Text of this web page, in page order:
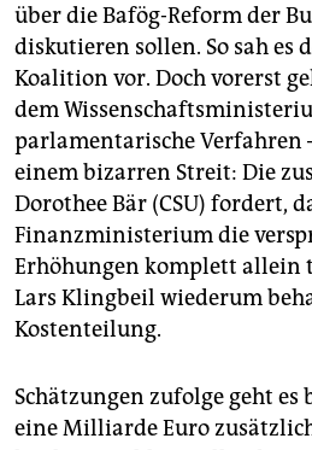
über die Bafög-Reform der
diskutieren sollen. So sah es
Koalition vor. Doch vorerst
dem
parlamentarische Verfahren
einem bizarren Streit: Die
Dorothee Bär (CSU) fordert,
Finanzministerium die
Erhöhungen komplett allein
Lars Klingbeil wiederum
Kostenteilung.
Schätzungen zufolge geht
eine Milliarde Euro